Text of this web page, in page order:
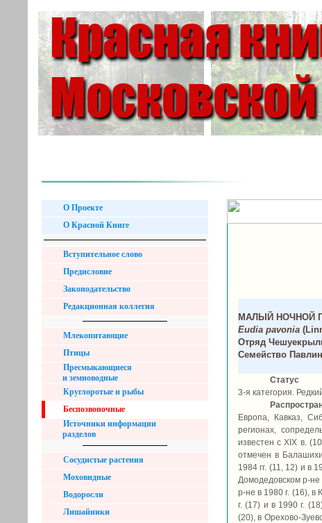
О Проекте
О Красной Книге
Вступительное слово
Предисловие
Законодательство
Редакционная коллегия
Млекопитающие
Птицы
Пресмыкающиеся
и земноводные
Круглоротые и рыбы
Беспозвоночные
Источники информации
разделов
Сосудистые растения
Моховидные
Водоросли
Лишайники
МАЛЫЙ НОЧНОЙ
Eudia pavonia
Отряд
Семейство
Статус
3-я категория.
Европа, Кавказ,
регионах,
известен с XIX в.
отмечен в
1984 гг. (11, 12) и в
Домодедовском р-не
р-не в 1980 г. (16), в
г. (17) и в 1990 г.
(20), в Орехово-